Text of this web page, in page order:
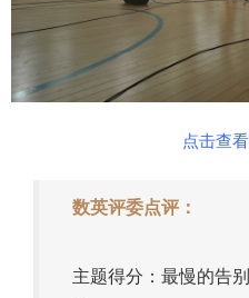
点击查
数英评委点评：
主题得分：最慢的告